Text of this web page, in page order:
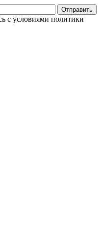
с условиями политики